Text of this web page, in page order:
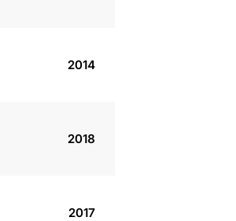
2014
2018
2017